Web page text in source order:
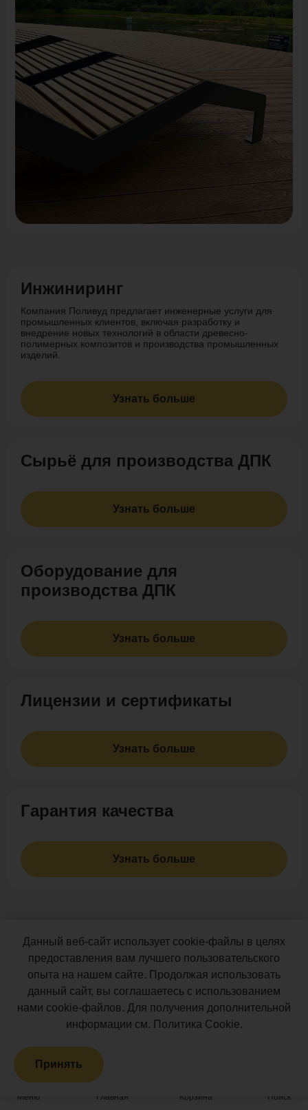
Меню Главная Корзина Поиск
Инжиниринг
Компания Поливуд предлагает инженерные услуги для
промышленных клиентов, включая разработку и
внедрение новых технологий в области древесно-
полимерных композитов и производства промышленных
изделий.
Узнать больше
Cырьё для производства ДПК
Узнать больше
Оборудование для
производства ДПК
Узнать больше
Лицензии и сертификаты
Узнать больше
Гарантия качества
Узнать больше
Новости
Данный веб-сайт использует cookie-файлы в целях
предоставления вам лучшего пользовательского
опыта на нашем сайте. Продолжая использовать
данный сайт, вы соглашаетесь с использованием
нами cookie-файлов. Для получения дополнительной
информации см. Политика Cookie.
Принять